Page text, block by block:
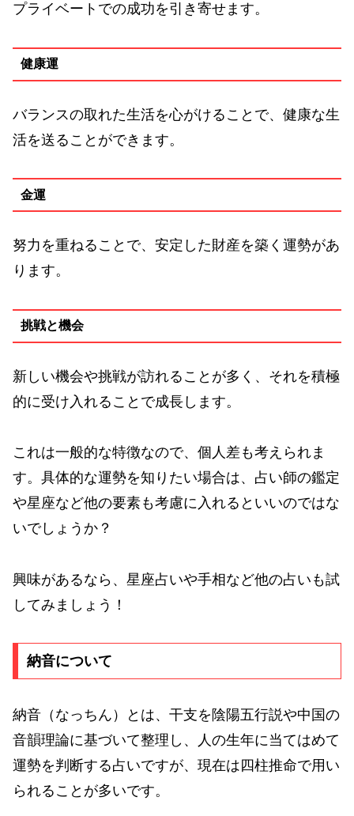
プライベートでの成功を引き寄せます。
健康運
バランスの取れた生活を心がけることで、健康な生
活を送ることができます。
金運
努力を重ねることで、安定した財産を築く運勢があ
ります。
挑戦と機会
新しい機会や挑戦が訪れることが多く、それを積極
的に受け入れることで成長します。
これは一般的な特徴なので、個人差も考えられま
す。具体的な運勢を知りたい場合は、占い師の鑑定
や星座など他の要素も考慮に入れるといいのではな
いでしょうか？
興味があるなら、星座占いや手相など他の占いも試
してみましょう！
納音について
納音（なっちん）とは、干支を陰陽五行説や中国の
音韻理論に基づいて整理し、人の生年に当てはめて
運勢を判断する占いですが、現在は四柱推命で用い
られることが多いです。